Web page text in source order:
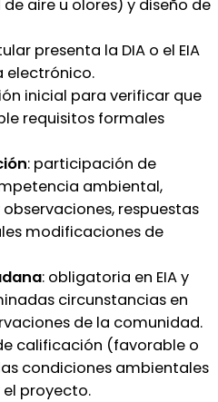
aire u olores) y diseño de
presenta la DIA o el EIA
electrónico.
inicial para verificar que
requisitos formales
: participación de
ambiental,
respuestas
modificaciones de
: obligatoria en EIA y
circunstancias en
de la comunidad.
calificación (favorable o
condiciones ambientales
proyecto.